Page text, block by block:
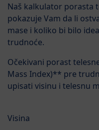
Naš kalkulator porasta
pokazuje Vam da li
mase i koliko bi bilo
trudnoće.
Očekivani porast
Mass Index)** pre
upisati visinu i telesnu
Visina